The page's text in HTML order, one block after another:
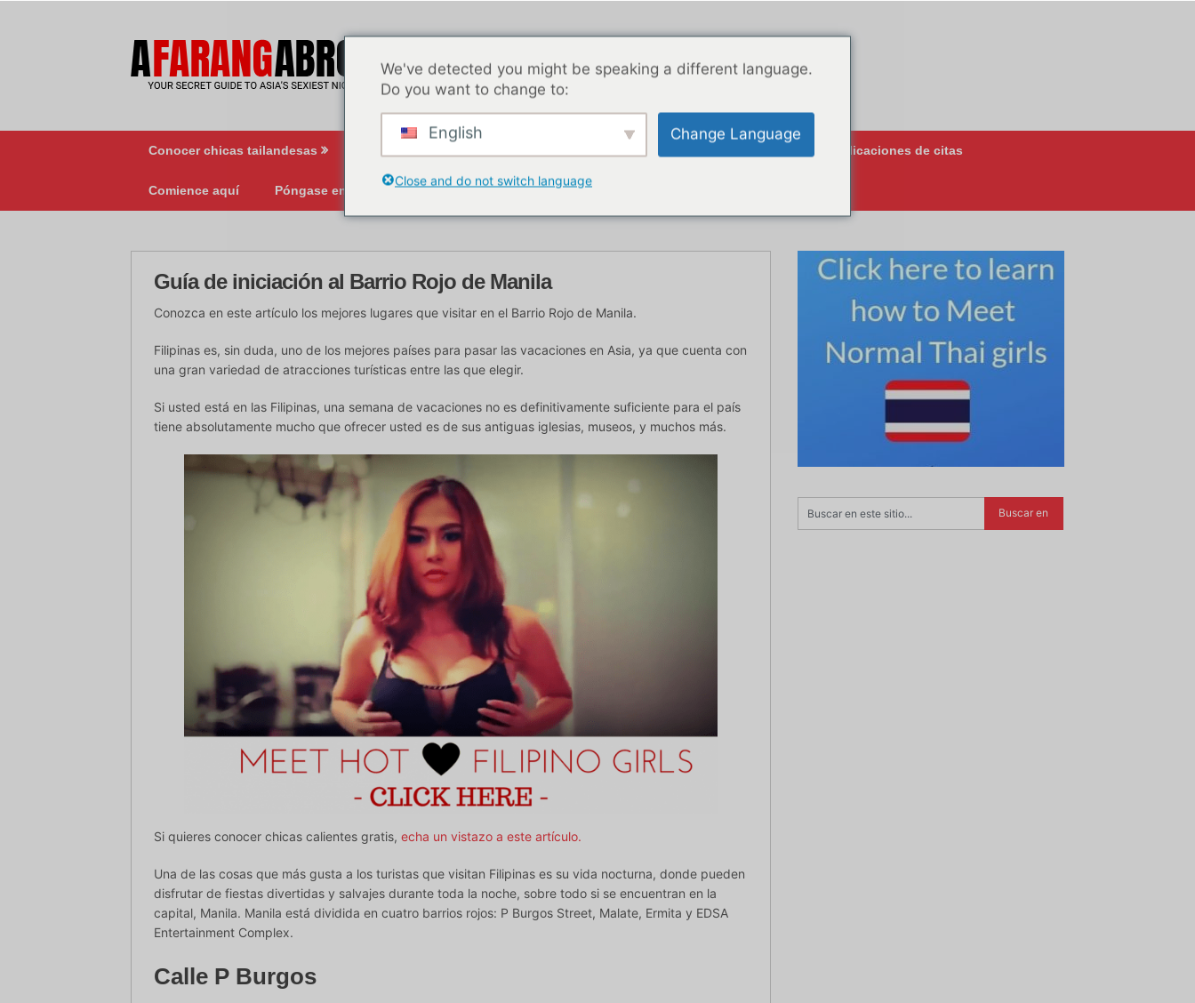
Conocer chicas tailandesas Las mejores aplicaciones de citas
Comience aquí Póngase en contacto con
Guía de iniciación al Barrio Rojo de Manila
Conozca en este artículo los mejores lugares que visitar en el Barrio Rojo de Manila.
Filipinas es, sin duda, uno de los mejores países para pasar las vacaciones en Asia, ya que cuenta con
una gran variedad de atracciones turísticas entre las que elegir.
Si usted está en las Filipinas, una semana de vacaciones no es definitivamente suficiente para el país
tiene absolutamente mucho que ofrecer usted es de sus antiguas iglesias, museos, y muchos más.
Si quieres conocer chicas calientes gratis, echa un vistazo a este artículo.
Una de las cosas que más gusta a los turistas que visitan Filipinas es su vida nocturna, donde pueden
disfrutar de fiestas divertidas y salvajes durante toda la noche, sobre todo si se encuentran en la
capital, Manila. Manila está dividida en cuatro barrios rojos: P Burgos Street, Malate, Ermita y EDSA
Entertainment Complex.
Calle P Burgos
We've detected you might be speaking a different language.
Do you want to change to:
English Change Language
Close and do not switch language